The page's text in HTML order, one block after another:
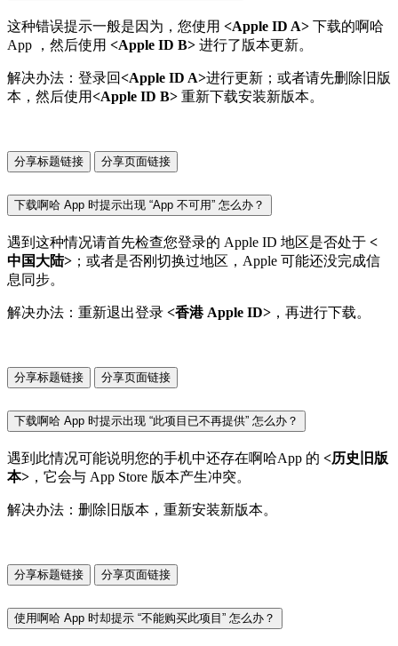
这种错误提示一般是因为，您使用 <Apple ID A> 下载的啊哈
App ，然后使用 <Apple ID B> 进行了版本更新。
解决办法：登录回<Apple ID A>进行更新；或者请先删除旧版
本，然后使用<Apple ID B> 重新下载安装新版本。
分享标题链接 分享页面链接
下载啊哈 App 时提示出现 “App 不可用” 怎么办？
遇到这种情况请首先检查您登录的 Apple ID 地区是否处于 <
中国大陆> ；或者是否刚切换过地区，Apple 可能还没完成信
息同步。
解决办法：重新退出登录 <香港 Apple ID> ，再进行下载。
分享标题链接 分享页面链接
下载啊哈 App 时提示出现 “此项目已不再提供” 怎么办？
遇到此情况可能说明您的手机中还存在啊哈App 的 <历史旧版
本> ，它会与 App Store 版本产生冲突。
解决办法：删除旧版本，重新安装新版本。
分享标题链接 分享页面链接
使用啊哈 App 时却提示 “不能购买此项目” 怎么办？